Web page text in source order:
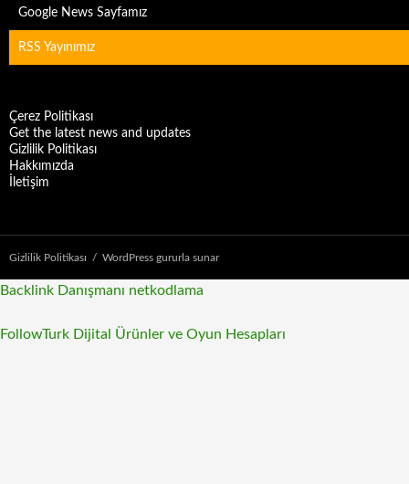
Google News Sayfamız
RSS Yayınımız
Çerez Politikası
Get the latest news and updates
Gizlilik Politikası
Hakkımızda
İletişim
Gizlilik Politikası WordPress gururla sunar
Backlink Danışmanı netkodlama
FollowTurk Dijital Ürünler ve Oyun Hesapları